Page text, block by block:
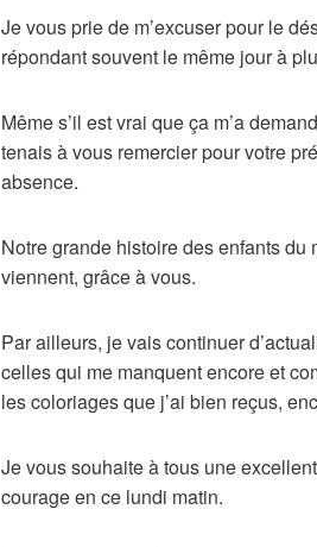
Je vous prie de m’excuser pour le
répondant souvent le même jour à
Même s’il est vrai que ça m’a
tenais à vous remercier pour votre
absence.
Notre grande histoire des enfants
viennent, grâce à vous.
Par ailleurs, je vais continuer
celles qui me manquent encore et
les coloriages que j’ai bien reçus,
Je vous souhaite à tous une
courage en ce lundi matin.